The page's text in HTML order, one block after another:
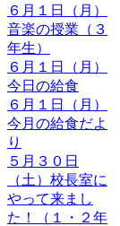
６月１日（月）
音楽の授業（３
年生）
６月１日（月）
今日の給食
６月１日（月）
今月の給食だよ
り
５月３０日
（土）校長室に
やって来まし
た！（１・２年